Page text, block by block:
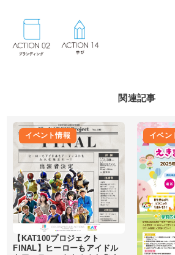
関連記事
イベント情報
【KAT100プロジェクト
FINAL】ヒーローもアイドル
イベン